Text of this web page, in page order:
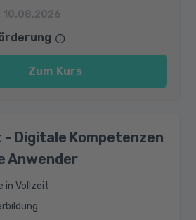
10.08.2026
Zum Kurs
Digitale Kompetenzen
Anwender
in Vollzeit